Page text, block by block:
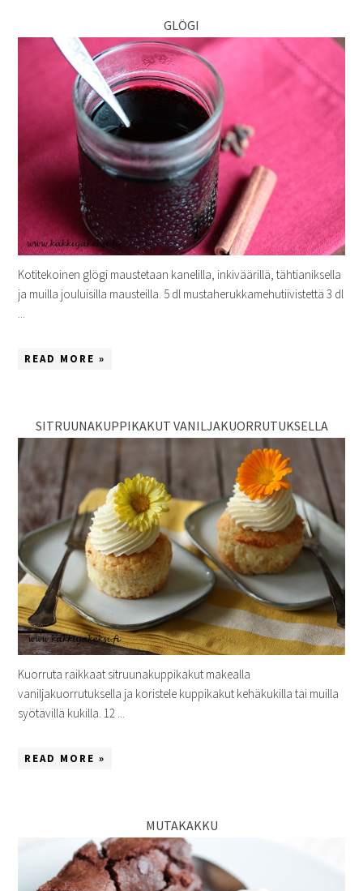
GLÖGI
Kotitekoinen glögi maustetaan kanelilla, inkiväärillä, tähtianiksella
ja muilla jouluisilla mausteilla. 5 dl mustaherukkamehutiivistettä 3 dl
READ MORE »
SITRUUNAKUPPIKAKUT VANILJAKUORRUTUKSELLA
Kuorruta raikkaat sitruunakuppikakut makealla
vaniljakuorrutuksella ja koristele kuppikakut kehäkukilla tai muilla
syötävillä kukilla. 12 ...
READ MORE »
MUTAKAKKU